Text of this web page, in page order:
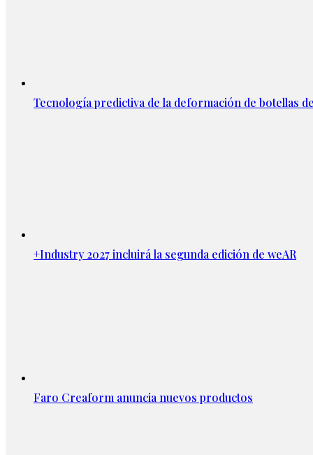
Tecnología predictiva de la deformación de botellas
+Industry 2027 incluirá la segunda edición de weAR
Faro Creaform anuncia nuevos productos